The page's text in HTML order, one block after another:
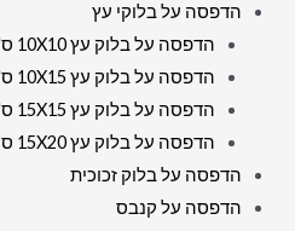
הדפסה על בלוקי עץ
הדפסה על בלוק עץ 10X10 ס"מ
הדפסה על בלוק עץ 10X15 ס"מ
הדפסה על בלוק עץ 15X15 ס"מ
הדפסה על בלוק עץ 15X20 ס”מ
הדפסה על בלוק זכוכית
הדפסה על קנבס